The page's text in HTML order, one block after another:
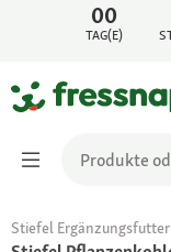
00
TAG(E)
Stiefel Ergänzungsfutter